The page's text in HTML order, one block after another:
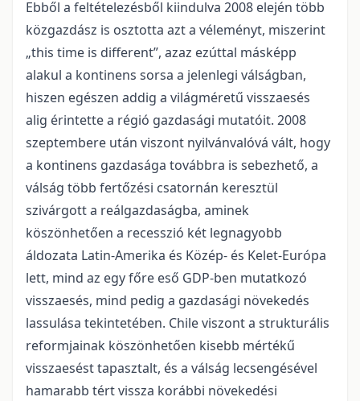
Ebből a feltételezésből kiindulva 2008 elején több
közgazdász is osztotta azt a véleményt, miszerint
„this time is different”, azaz ezúttal másképp
alakul a kontinens sorsa a jelenlegi válságban,
hiszen egészen addig a világméretű visszaesés
alig érintette a régió gazdasági mutatóit. 2008
szeptembere után viszont nyilvánvalóvá vált, hogy
a kontinens gazdasága továbbra is sebezhető, a
válság több fertőzési csatornán keresztül
szivárgott a reálgazdaságba, aminek
köszönhetően a recesszió két legnagyobb
áldozata Latin-Amerika és Közép- és Kelet-Európa
lett, mind az egy főre eső GDP-ben mutatkozó
visszaesés, mind pedig a gazdasági növekedés
lassulása tekintetében. Chile viszont a strukturális
reformjainak köszönhetően kisebb mértékű
visszaesést tapasztalt, és a válság lecsengésével
hamarabb tért vissza korábbi növekedési